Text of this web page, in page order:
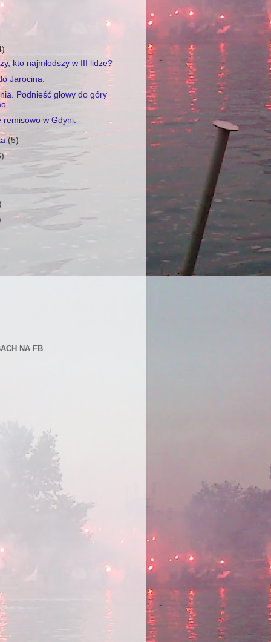
kto najmłodszy w III lidze?
Jarocina.
Podnieść głowy do góry
remisowo w Gdyni.
(5)
NA FB